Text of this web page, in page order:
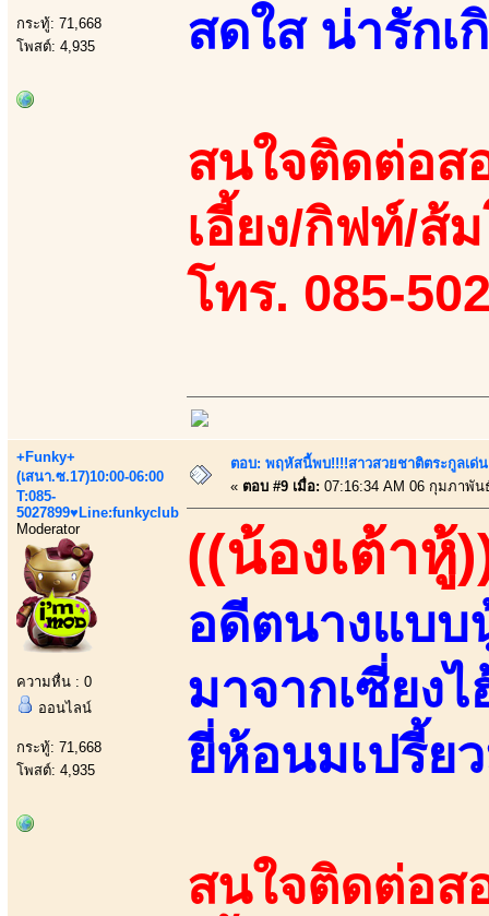
กระทู้: 71,668
โพสต์: 4,935
สดใส น่ารัก
สนใจติดต่อส
เอี้ยง/กิฟท์/ส้
โทร. 085-
+Funky+
(เสนา.ซ.17)10:00-06:00
T:085-
5027899♥Line:funkyclub
Moderator
ความหื่น : 0
ออนไลน์
กระทู้: 71,668
โพสต์: 4,935
ตอบ: พฤหัสนี้พบ!!!!สาวสวยชาติตระกูลเด่
« ตอบ #9 เมื่อ: 07:16:34 AM 06 กุมภาพัน
((น้องเต้าหู้
อดีตนางแบบ
มาจากเซี่ยง
ยี่ห้อนมเปรี้ย
สนใจติดต่อส